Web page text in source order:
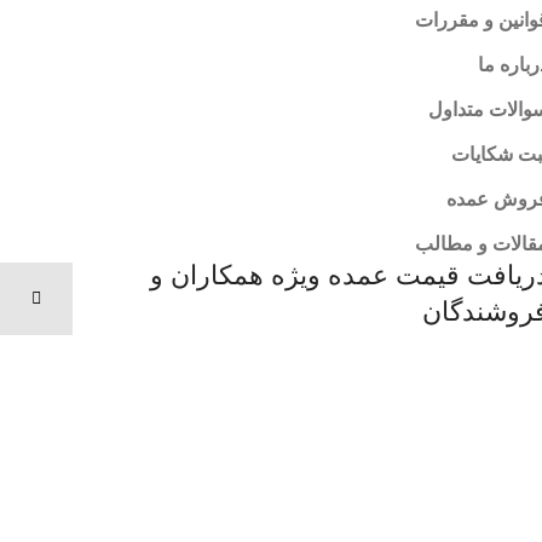
و مقررات
ما
متداول
شکایات
عمده
و مطالب
قیمت عمده ویژه همکاران و